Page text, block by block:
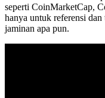
seperti CoinMarketCap,
hanya untuk referensi dan
jaminan apa pun.